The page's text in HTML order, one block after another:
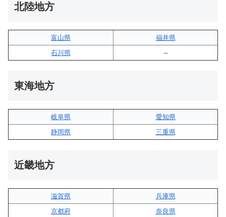
北陸地方
富山県
福井県
石川県
–
東海地方
岐阜県
愛知県
静岡県
三重県
近畿地方
滋賀県
兵庫県
京都府
奈良県